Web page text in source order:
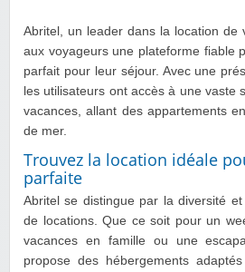
Abritel, un leader dans la location de
aux voyageurs une plateforme fiable
parfait pour leur séjour. Avec une
les utilisateurs ont accès à une vaste
vacances, allant des appartements
de mer.
Trouvez la location idéale
parfaite
Abritel se distingue par la diversité
de locations. Que ce soit pour un
vacances en famille ou une
propose des hébergements